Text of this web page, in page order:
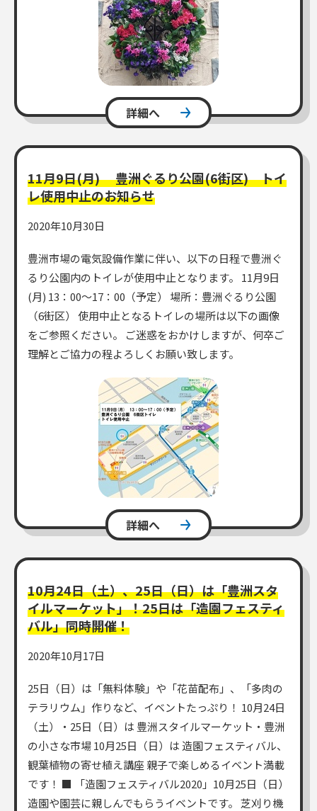
詳細へ
11月9日(月) 豊洲ぐるり公園(6街区) トイ
レ使用中止のお知らせ
2020年10月30日
豊洲市場の電気設備作業に伴い、以下の日程で豊洲ぐ
るり公園内のトイレが使用中止となります。 11月9日
(月) 13：00～17：00（予定） 場所：豊洲ぐるり公園
（6街区） 使用中止となるトイレの場所は以下の画像
をご参照ください。 ご迷惑をおかけしますが、何卒ご
理解とご協力の程よろしくお願い致します。
詳細へ
10月24日（土）、25日（日）は「豊洲スタ
イルマーケット」！25日は「造園フェスティ
バル」同時開催！
2020年10月17日
25日（日）は「無料体験」や「花苗配布」、「多肉の
テラリウム」作りなど、イベントたっぷり！ 10月24日
（土）・25日（日）は 豊洲スタイルマーケット・豊洲
の小さな市場 10月25日（日）は 造園フェスティバル、
観葉植物の寄せ植え講座 親子で楽しめるイベント満載
です！ ■ 「造園フェスティバル2020」10月25日（日）
造園や園芸に親しんでもらうイベントです。 芝刈り機